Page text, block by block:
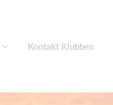
Kontakt Klubben